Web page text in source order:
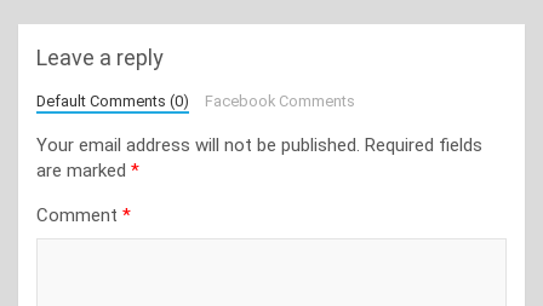
Leave a reply
Default Comments (0) Facebook Comments
Your email address will not be published. Required fields
are marked *
Comment *